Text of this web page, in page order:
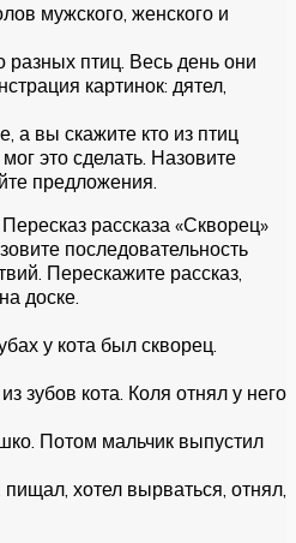
мужского, женского и
птиц. Весь день они
картинок: дятел,
а вы скажите кто из птиц
это сделать. Назовите
предложения.
рассказа «Скворец»
последовательность
Перескажите рассказ,
доске.
у кота был скворец.
зубов кота. Коля отнял у него
Потом мальчик выпустил
хотел вырваться, отнял,